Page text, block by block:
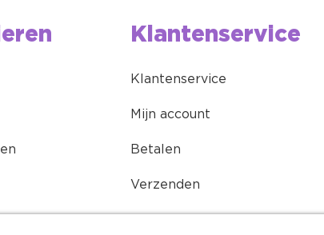
Klantenservice
Klantenservice
Mijn account
Betalen
Verzenden